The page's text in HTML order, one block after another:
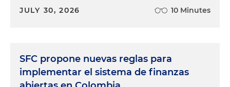
JULY 30, 2026 10 Minutes
SFC propone nuevas reglas para
implementar el sistema de finanzas